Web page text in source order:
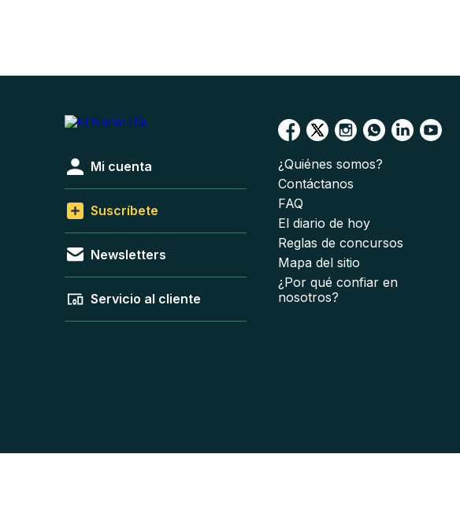
Mi cuenta
Suscríbete
Newsletters
Servicio al cliente
¿Quiénes somos?
Contáctanos
FAQ
El diario de hoy
Reglas de concursos
Mapa del sitio
¿Por qué confiar en
nosotros?